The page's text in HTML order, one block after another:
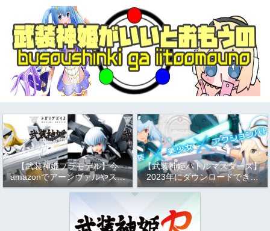
【武装神姫プラモデル】今
amazonでアーンヴァルやスト
ラーフがお得という話
【武装神姫バトルマスターズ】
2023年にダウンロードできる
か問題について